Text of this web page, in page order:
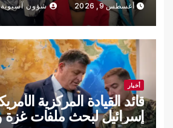
أغسطس 9, 2026 شؤون آسيوية
أخبار
قائد القيادة المركزية
إسرائيل لبحث ملفات غزة